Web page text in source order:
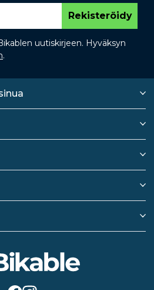
Rekisteröidy
uutiskirjeen. Hyväksyn
.